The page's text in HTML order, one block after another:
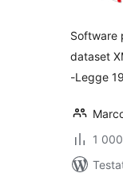
Software
dataset
-Legge
1